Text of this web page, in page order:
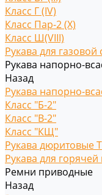
Класс Г (IV)
Класс Пар-2 (X)
Класс Ш(VIII)
Рукава для
Рукава напорно-
Назад
Рукава напорно-
Класс "Б-2"
Класс "В-2"
Класс "КЩ"
Рукава дюритовые
Рукава для
Ремни приводные
Назад